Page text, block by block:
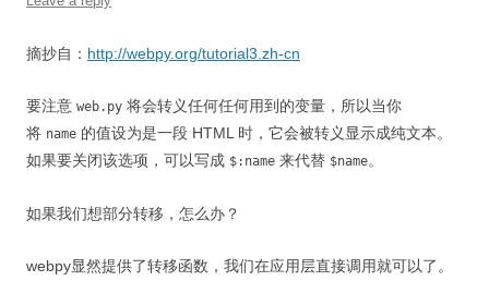
摘抄自： http://webpy.org/tutorial3.zh-cn
要注意 web.py 将会转义任何任何用到的变量，所以当你
将 name 的值设为是一段 HTML 时，它会被转义显示成纯文本。
如果要关闭该选项，可以写成 $:name 来代替 $name。
如果我们想部分转移，怎么办？
webpy显然提供了转移函数，我们在应用层直接调用就可以了。